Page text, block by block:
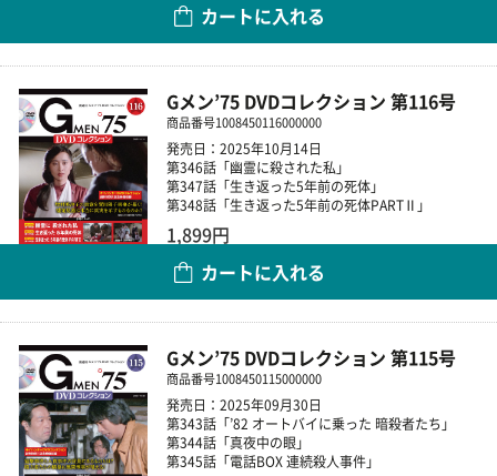
カートに入れる
Gメン’75 DVDコレクション 第116号
商品番号1008450116000000
発売日：2025年10月14日
第346話「幽霊に殺された私」
第347話「生き返った5年前の死体」
第348話「生き返った5年前の死体PARTⅡ」
1,899円
カートに入れる
Gメン’75 DVDコレクション 第115号
商品番号1008450115000000
発売日：2025年09月30日
第343話「’82 オートバイに乗った 暗殺者たち」
第344話「真夜中の眼」
第345話「電話BOX 連続殺人事件」